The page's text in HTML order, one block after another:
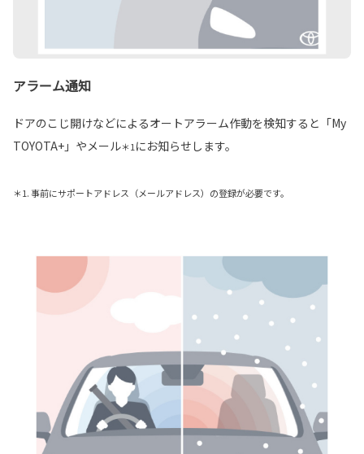
アラーム通知
ドアのこじ開けなどによるオートアラーム作動を検知すると「My
TOYOTA+」やメール＊1にお知らせします。
＊1. 事前にサポートアドレス（メールアドレス）の登録が必要です。